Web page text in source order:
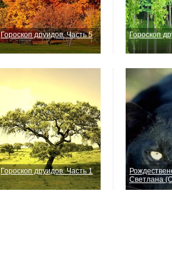
Гороскоп друидов. Часть 5 Гороскоп
Гороскоп друидов. Часть 1
Светлана